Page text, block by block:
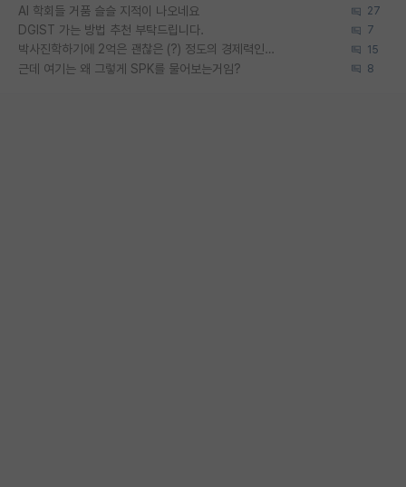
AI 학회들 거품 슬슬 지적이 나오네요 27
DGIST 가는 방법 추천 부탁드립니다. 7
박사진학하기에 2억은 괜찮은 (?) 정도의 경제력인가요 15
근데 여기는 왜 그렇게 SPK를 물어보는거임? 8